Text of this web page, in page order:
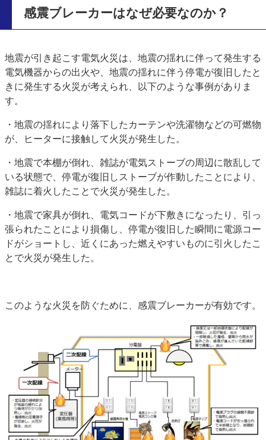
感震ブレーカーはなぜ必要なのか？
地震が引き起こす電気火災は、地震の揺れに伴って発生する
電気機器からの出火や、地震の揺れに伴う停電が復旧したと
きに発生する火災が考えられ、以下のような事例がありま
す。
・地震の揺れにより落下したカーテンや洗濯物などの可燃物
が、ヒーターに接触して火災が発生した。
・地震で本棚が倒れ、雑誌が電気ストーブの周辺に散乱して
いる状態で、停電が復旧しストーブが作動したことにより、
雑誌に着火したことで火災が発生した。
・地震で家具が倒れ、電気コードが下敷きになったり、引っ
張られたことにより損傷し、停電が復旧した瞬間に電源コー
ドがショートし、近くにあった燃えやすいものに引火したこ
とで火災が発生した。
このような火災を防ぐために、感震ブレーカーが有効です。